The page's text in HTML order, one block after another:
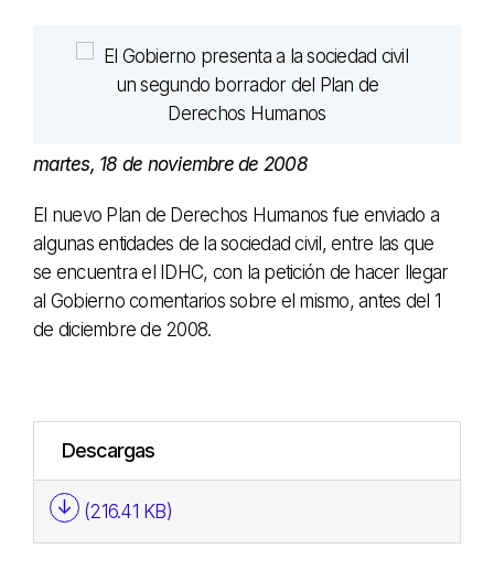
martes, 18 de noviembre de 2008
El nuevo Plan de Derechos Humanos fue enviado a
algunas entidades de la sociedad civil, entre las que
se encuentra el IDHC, con la petición de hacer llegar
al Gobierno comentarios sobre el mismo, antes del 1
de diciembre de 2008.
Descargas
(216.41 KB)